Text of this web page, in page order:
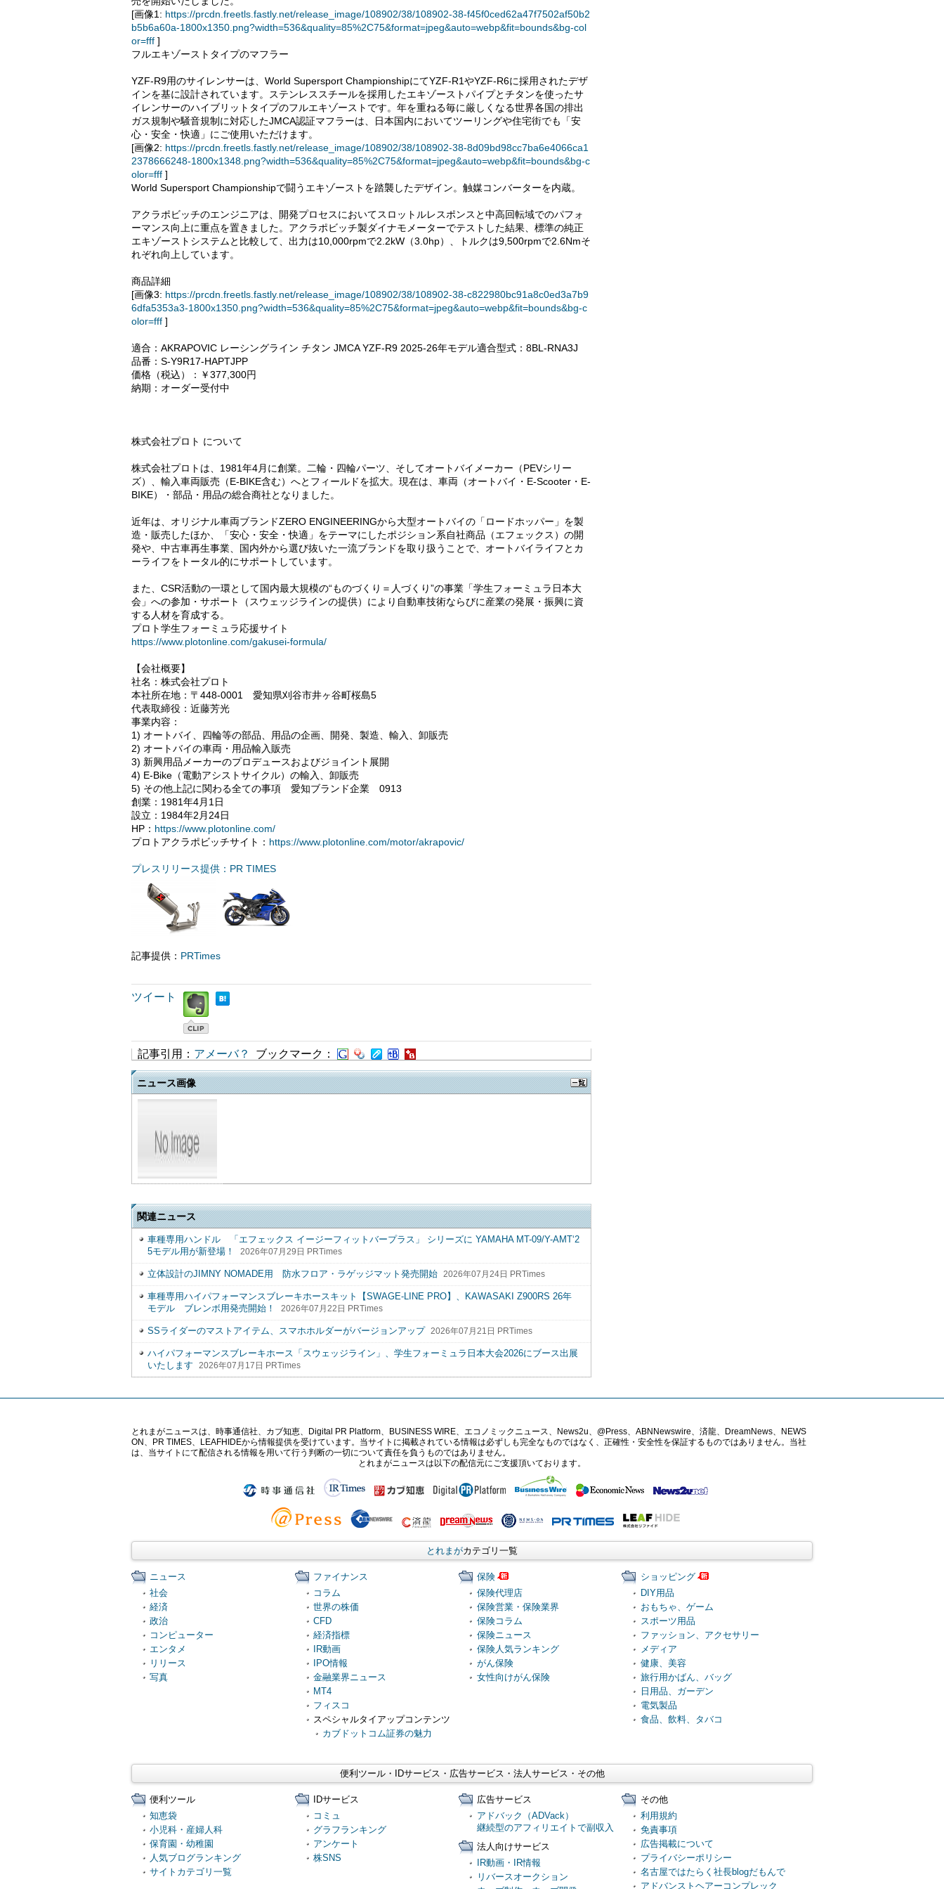
[画像1: https://prcdn.freetls.fastly.net/release_image/108902/38/108902-38-f45f0ced62a47f7502af50b2
b5b6a60a-1800x1350.png?width=536&quality=85%2C75&format=jpeg&auto=webp&fit=bounds&bg-col
or=fff ]
フルエキゾーストタイプのマフラー
YZF-R9用のサイレンサーは、World Supersport ChampionshipにてYZF-R1やYZF-R6に採用されたデザ
インを基に設計されています。ステンレススチールを採用したエキゾーストパイプとチタンを使ったサ
イレンサーのハイブリットタイプのフルエキゾーストです。年を重ねる毎に厳しくなる世界各国の排出
ガス規制や騒音規制に対応したJMCA認証マフラーは、日本国内においてツーリングや住宅街でも「安
心・安全・快適」にご使用いただけます。
[画像2: https://prcdn.freetls.fastly.net/release_image/108902/38/108902-38-8d09bd98cc7ba6e4066ca1
2378666248-1800x1348.png?width=536&quality=85%2C75&format=jpeg&auto=webp&fit=bounds&bg-c
olor=fff ]
World Supersport Championshipで闘うエキゾーストを踏襲したデザイン。触媒コンバーターを内蔵。
アクラポビッチのエンジニアは、開発プロセスにおいてスロットルレスポンスと中高回転域でのパフォ
ーマンス向上に重点を置きました。アクラポビッチ製ダイナモメーターでテストした結果、標準の純正
エキゾーストシステムと比較して、出力は10,000rpmで2.2kW（3.0hp）、トルクは9,500rpmで2.6Nmそ
れぞれ向上しています。
商品詳細
[画像3: https://prcdn.freetls.fastly.net/release_image/108902/38/108902-38-c822980bc91a8c0ed3a7b9
6dfa5353a3-1800x1350.png?width=536&quality=85%2C75&format=jpeg&auto=webp&fit=bounds&bg-c
olor=fff ]
適合：AKRAPOVIC レーシングライン チタン JMCA YZF-R9 2025-26年モデル適合型式：8BL-RNA3J
品番：S-Y9R17-HAPTJPP
価格（税込）：￥377,300円
納期：オーダー受付中
株式会社プロト について
株式会社プロトは、1981年4月に創業。二輪・四輪パーツ、そしてオートバイメーカー（PEVシリー
ズ）、輸入車両販売（E-BIKE含む）へとフィールドを拡大。現在は、車両（オートバイ・E-Scooter・E-
BIKE）・部品・用品の総合商社となりました。
近年は、オリジナル車両ブランドZERO ENGINEERINGから大型オートバイの「ロードホッパー」を製
造・販売したほか、「安心・安全・快適」をテーマにしたポジション系自社商品（エフェックス）の開
発や、中古車再生事業、国内外から選び抜いた一流ブランドを取り扱うことで、オートバイライフとカ
ーライフをトータル的にサポートしています。
また、CSR活動の一環として国内最大規模の“ものづくり＝人づくり”の事業「学生フォーミュラ日本大
会」への参加・サポート（スウェッジラインの提供）により自動車技術ならびに産業の発展・振興に資
する人材を育成する。
プロト学生フォーミュラ応援サイト
https://www.plotonline.com/gakusei-formula/
【会社概要】
社名：株式会社プロト
本社所在地：〒448-0001 愛知県刈谷市井ヶ谷町桜島5
代表取締役：近藤芳光
事業内容：
1) オートバイ、四輪等の部品、用品の企画、開発、製造、輸入、卸販売
2) オートバイの車両・用品輸入販売
3) 新興用品メーカーのプロデュースおよびジョイント展開
4) E-Bike（電動アシストサイクル）の輸入、卸販売
5) その他上記に関わる全ての事項 愛知ブランド企業 0913
創業：1981年4月1日
設立：1984年2月24日
HP： https://www.plotonline.com/
プロトアクラポビッチサイト： https://www.plotonline.com/motor/akrapovic/
プレスリリース提供：PR TIMES
記事提供： PRTimes
ツイート
記事引用： アメーバ？ ブックマーク：
ニュース画像
関連ニュース
車種専用ハンドル 「エフェックス イージーフィットバープラス」 シリーズに YAMAHA MT-09/Y-AMT‘2
5モデル用が新登場！
2026年07月29日 PRTimes
立体設計のJIMNY NOMADE用 防水フロア・ラゲッジマット発売開始 2026年07月24日 PRTimes
車種専用ハイパフォーマンスブレーキホースキット【SWAGE-LINE PRO】、KAWASAKI Z900RS 26年
モデル ブレンボ用発売開始！
2026年07月22日 PRTimes
SSライダーのマストアイテム、スマホホルダーがバージョンアップ 2026年07月21日 PRTimes
ハイパフォーマンスブレーキホース「スウェッジライン」、学生フォーミュラ日本大会2026にブース出展
いたします
2026年07月17日 PRTimes
とれまがニュースは、時事通信社、カブ知恵、Digital PR Platform、BUSINESS WIRE、エコノミックニュース、News2u、@Press、ABNNewswire、済龍、DreamNews、NEWS
ON、PR TIMES、LEAFHIDEから情報提供を受けています。当サイトに掲載されている情報は必ずしも完全なものではなく、正確性・安全性を保証するものではありません。当社
は、当サイトにて配信される情報を用いて行う判断の一切について責任を負うものではありません。
とれまがニュースは以下の配信元にご支援頂いております。
とれまがカテゴリ一覧
ニュース
社会
経済
政治
コンピューター
エンタメ
リリース
写真
ファイナンス
コラム
世界の株価
CFD
経済指標
IR動画
IPO情報
金融業界ニュース
MT4
フィスコ
スペシャルタイアップコンテンツ
カブドットコム証券の魅力
保険
保険代理店
保険営業・保険業界
保険コラム
保険ニュース
保険人気ランキング
がん保険
女性向けがん保険
ショッピング
DIY用品
おもちゃ、ゲーム
スポーツ用品
ファッション、アクセサリー
メディア
健康、美容
旅行用かばん、バッグ
日用品、ガーデン
電気製品
食品、飲料、タバコ
便利ツール・IDサービス・広告サービス・法人サービス・その他
便利ツール
知恵袋
小児科・産婦人科
保育園・幼稚園
人気ブログランキング
サイトカテゴリ一覧
IDサービス
コミュ
グラフランキング
アンケート
株SNS
広告サービス
アドバック（ADVack）
継続型のアフィリエイトで副収入
法人向けサービス
IR動画・IR情報
リバースオークション
その他
利用規約
免責事項
広告掲載について
プライバシーポリシー
名古屋ではたらく社長blogだもんで
アドバンストヘアーコンプレック